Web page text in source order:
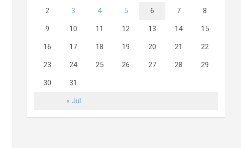
« Jul
2 3 4 5 6 7 8
9 10 11 12 13 14 15
16 17 18 19 20 21 22
23 24 25 26 27 28 29
30 31